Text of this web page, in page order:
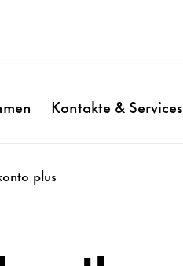
Kontakte & Services
plus